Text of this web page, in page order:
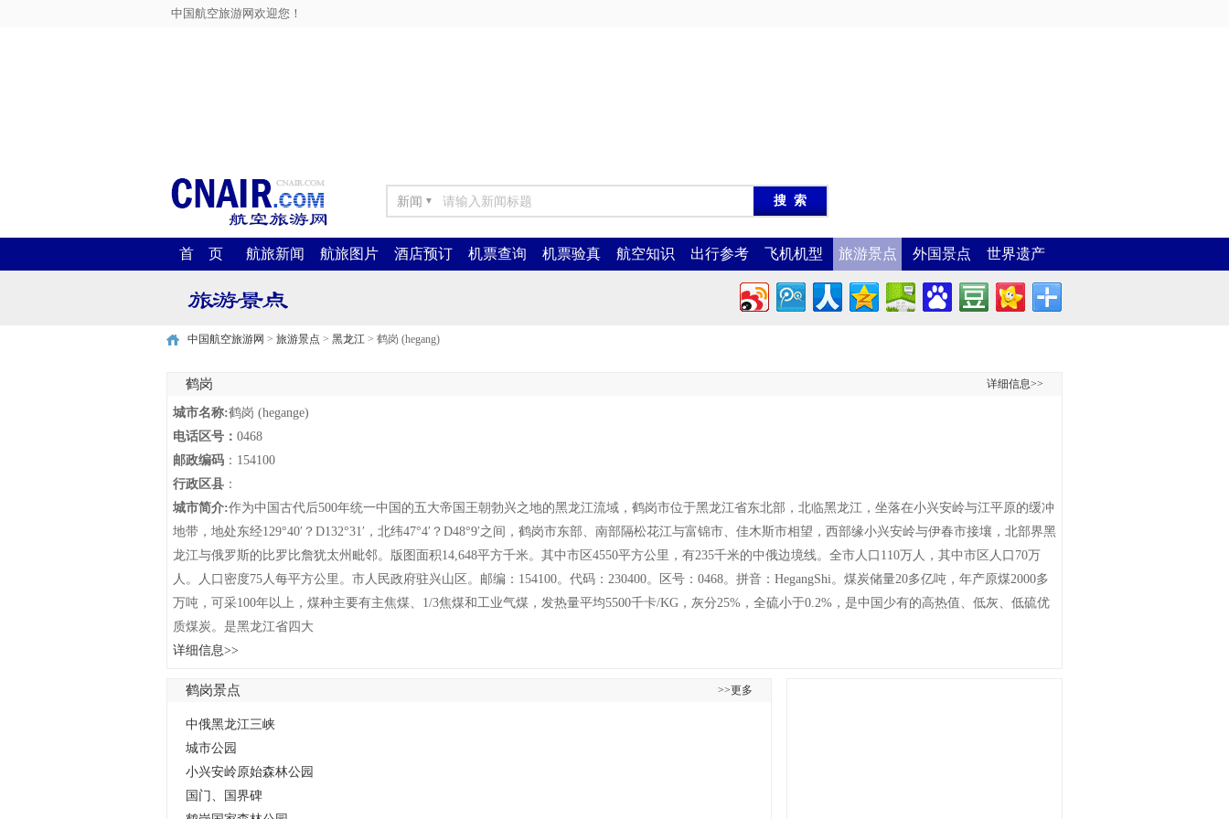
中国航空旅游网欢迎您！
新闻 ▼
首 页 航旅新闻 航旅图片 酒店预订 机票查询 机票验真 航空知识 出行参考 飞机机型 旅游景点 外国景点 世界遗产
中国航空旅游网 > 旅游景点 > 黑龙江 > 鹤岗 (hegang)
鹤岗 详细信息>>
城市名称:鹤岗 (hegange)
电话区号： 0468
邮政编码 ：154100
行政区县 ：
城市简介:作为中国古代后500年统一中国的五大帝国王朝勃兴之地的黑龙江流域，鹤岗市位于黑龙江省东北部，北临黑龙江，坐落在小兴安岭与江平原的缓冲
地带，地处东经129°40′？D132°31′，北纬47°4′？D48°9′之间，鹤岗市东部、南部隔松花江与富锦市、佳木斯市相望，西部缘小兴安岭与伊春市接壤，北部界黑
龙江与俄罗斯的比罗比詹犹太州毗邻。版图面积14,648平方千米。其中市区4550平方公里，有235千米的中俄边境线。全市人口110万人，其中市区人口70万
人。人口密度75人每平方公里。市人民政府驻兴山区。邮编：154100。代码：230400。区号：0468。拼音：HegangShi。煤炭储量20多亿吨，年产原煤2000多
万吨，可采100年以上，煤种主要有主焦煤、1/3焦煤和工业气煤，发热量平均5500千卡/KG，灰分25%，全硫小于0.2%，是中国少有的高热值、低灰、低硫优
质煤炭。是黑龙江省四大
详细信息>>
鹤岗景点
>>更多
中俄黑龙江三峡
城市公园
小兴安岭原始森林公园
国门、国界碑